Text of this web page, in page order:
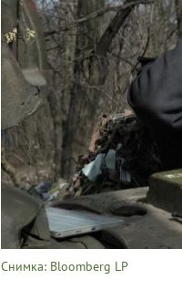
Снимка: Bloomberg LP